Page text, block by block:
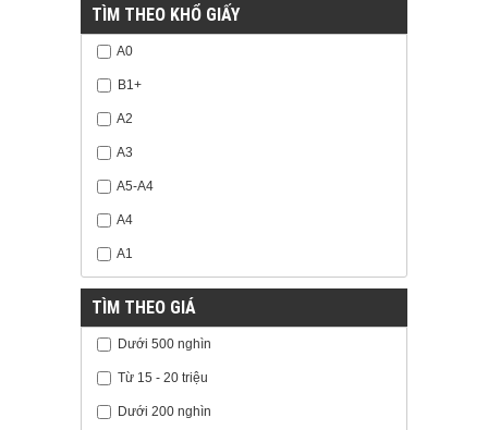
TÌM THEO KHỔ GIẤY
A0
B1+
A2
A3
A5-A4
A4
A1
TÌM THEO GIÁ
Dưới 500 nghìn
Từ 15 - 20 triệu
Dưới 200 nghìn